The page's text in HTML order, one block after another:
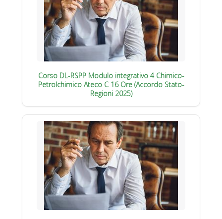
Corso DL-RSPP Modulo integrativo 4 Chimico-
Petrolchimico Ateco C 16 Ore (Accordo Stato-
Regioni 2025)